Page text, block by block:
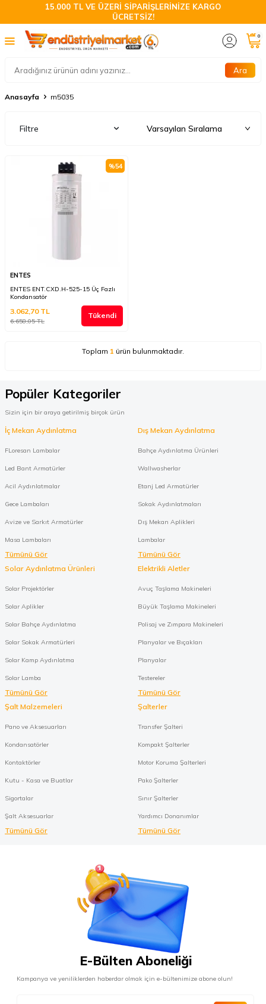
15.000 TL VE ÜZERİ SİPARİŞLERİNİZE KARGO
ÜCRETSİZ!
Ara
0
Anasayfa m5035
Filtre
%54
ENTES
ENTES ENT.CXD.H-525-15 Üç Fazlı
Kondansatör
6.658,05TL
3.062,70TL Tükendi
Toplam 1 ürün bulunmaktadır.
Popüler Kategoriler
Sizin için bir araya getirilmiş birçok ürün
İç Mekan Aydınlatma
FLoresan Lambalar
Led Bant Armatürler
Acil Aydınlatmalar
Gece Lambaları
Avize ve Sarkıt Armatürler
Masa Lambaları
Tümünü Gör
Dış Mekan Aydınlatma
Bahçe Aydınlatma Ürünleri
Wallwasherlar
Etanj Led Armatürler
Sokak Aydınlatmaları
Dış Mekan Aplikleri
Lambalar
Tümünü Gör
Solar Aydınlatma Ürünleri
Solar Projektörler
Solar Aplikler
Solar Bahçe Aydınlatma
Solar Sokak Armatürleri
Solar Kamp Aydınlatma
Solar Lamba
Tümünü Gör
Elektrikli Aletler
Avuç Taşlama Makineleri
Büyük Taşlama Makineleri
Polisaj ve Zımpara Makineleri
Planyalar ve Bıçakları
Planyalar
Testereler
Tümünü Gör
Şalt Malzemeleri
Pano ve Aksesuarları
Kondansatörler
Kontaktörler
Kutu - Kasa ve Buatlar
Sigortalar
Şalt Aksesuarlar
Tümünü Gör
Şalterler
Transfer Şalteri
Kompakt Şalterler
Motor Koruma Şalterleri
Pako Şalterler
Sınır Şalterler
Yardımcı Donanımlar
Tümünü Gör
E-Bülten Aboneliği
Kampanya ve yeniliklerden haberdar olmak için e-bültenimize abone olun!